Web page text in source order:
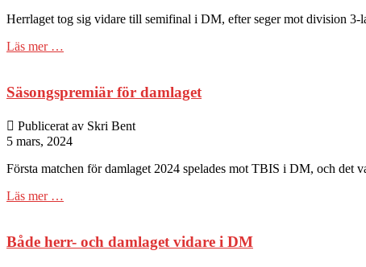
Herrlaget tog sig vidare till semifinal i DM, efter seger mot division
Läs mer …
Säsongspremiär för damlaget
Publicerat av Skri Bent
5 mars, 2024
Första matchen för damlaget 2024 spelades mot TBIS i DM, och det
Läs mer …
Både herr- och damlaget vidare i DM